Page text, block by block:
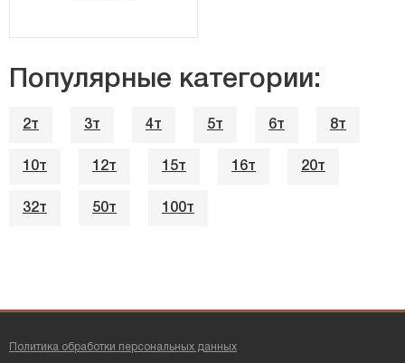
Популярные категории:
2т 3т 4т 5т 6т 8т
10т 12т 15т 16т 20т
32т 50т 100т
Политика обработки персональных данных